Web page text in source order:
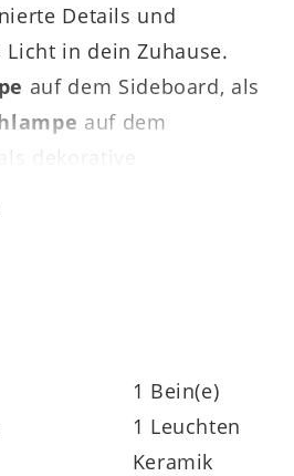
Details und
in dein Zuhause.
auf dem Sideboard, als
auf dem
dekorative
und einzigartige
1 Bein(e)
1 Leuchten
Keramik